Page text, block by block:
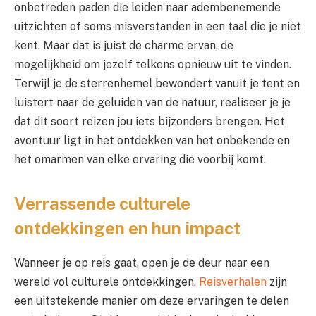
onbetreden paden die leiden naar adembenemende
uitzichten of soms misverstanden in een taal die je niet
kent. Maar dat is juist de charme ervan, de
mogelijkheid om jezelf telkens opnieuw uit te vinden.
Terwijl je de sterrenhemel bewondert vanuit je tent en
luistert naar de geluiden van de natuur, realiseer je je
dat dit soort reizen jou iets bijzonders brengen. Het
avontuur ligt in het ontdekken van het onbekende en
het omarmen van elke ervaring die voorbij komt.
Verrassende culturele
ontdekkingen en hun impact
Wanneer je op reis gaat, open je de deur naar een
wereld vol culturele ontdekkingen. Reisverhalen zijn
een uitstekende manier om deze ervaringen te delen